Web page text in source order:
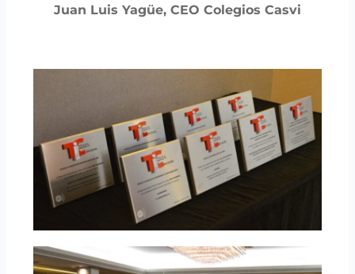
Juan Luis Yagüe, CEO Colegios Casvi